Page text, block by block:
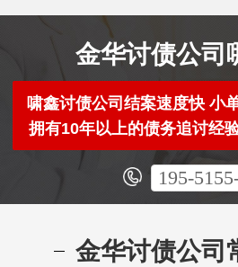
金华讨债公司
啸鑫讨债公司结案速度快 小
拥有10年以上的债务追讨经
195-
金华讨债公司